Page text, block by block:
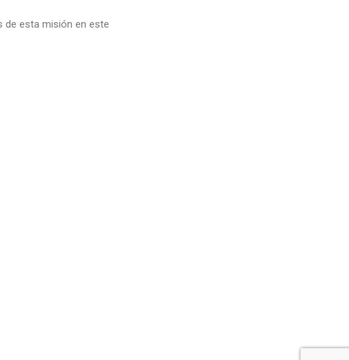
de esta misión en este